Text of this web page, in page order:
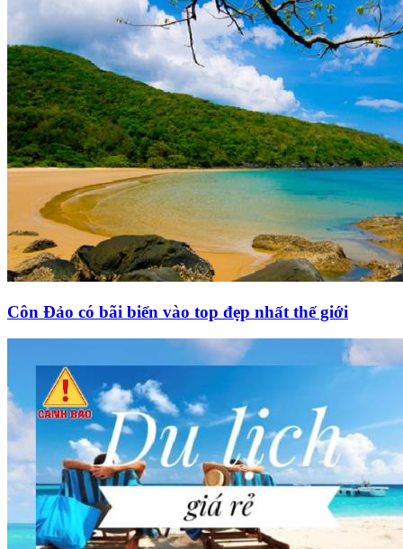
Côn Đảo có bãi biển vào top đẹp nhất thế giới